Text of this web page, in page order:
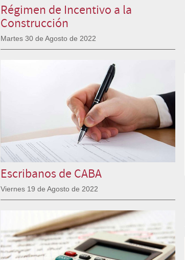
Régimen de Incentivo a la
Construcción
Martes 30 de Agosto de 2022
Escribanos de CABA
Viernes 19 de Agosto de 2022